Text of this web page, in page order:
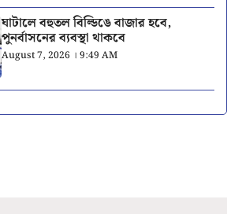
ঘাটালে বহুতল বিল্ডিঙে বাজার হবে,
পুনর্বাসনের ব্যবস্থা থাকবে
August 7, 2026 । 9:49 AM